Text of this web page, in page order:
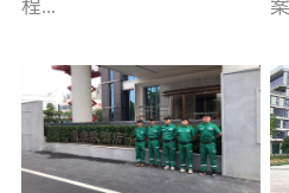
程...
案例【深圳安居乐寓】室
内空气治理项目深圳安居
乐寓 深圳市安居乐寓